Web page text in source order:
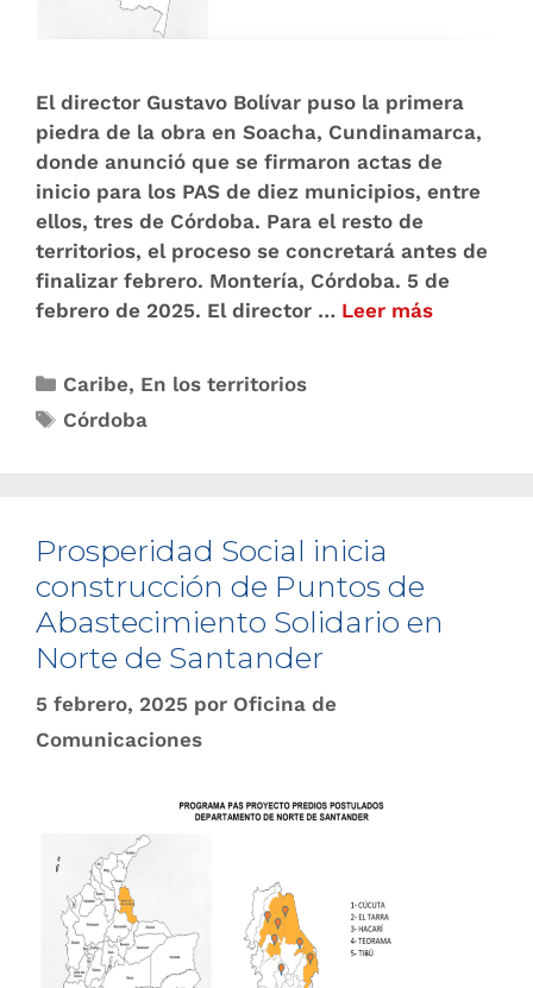
El director Gustavo Bolívar puso la primera
piedra de la obra en Soacha, Cundinamarca,
donde anunció que se firmaron actas de
inicio para los PAS de diez municipios, entre
ellos, tres de Córdoba. Para el resto de
territorios, el proceso se concretará antes de
finalizar febrero. Montería, Córdoba. 5 de
febrero de 2025. El director … Leer más
Caribe, En los territorios
Córdoba
Prosperidad Social inicia
construcción de Puntos de
Abastecimiento Solidario en
Norte de Santander
5 febrero, 2025 por Oficina de
Comunicaciones